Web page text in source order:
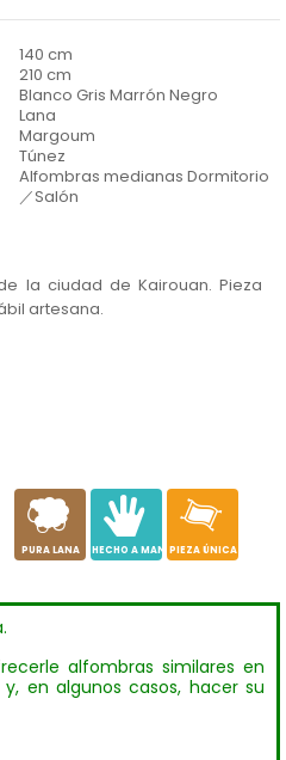
140 cm
210 cm
Blanco Gris Marrón Negro
Lana
Margoum
Túnez
Alfombras medianas Dormitorio
／Salón
la ciudad de Kairouan. Pieza
artesana.
a
PURA LANA
c
HECHO A MANO
h
PIEZA ÚNICA
alfombras similares en
en algunos casos, hacer su